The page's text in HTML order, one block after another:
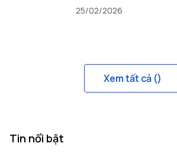
25/02/2026
Xem tất cả ()
Tin nổi bật